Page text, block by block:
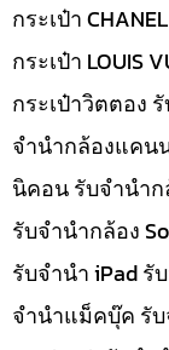
กระเป๋า
กระเป๋า LOUIS
กระเป๋าวิตตอง
จำนำกล้องแคน
นิคอน รับจำนำก
รับจำนำกล้อง
รับจำนำ iPad รั
จำนำแม็คบุ๊ค รั